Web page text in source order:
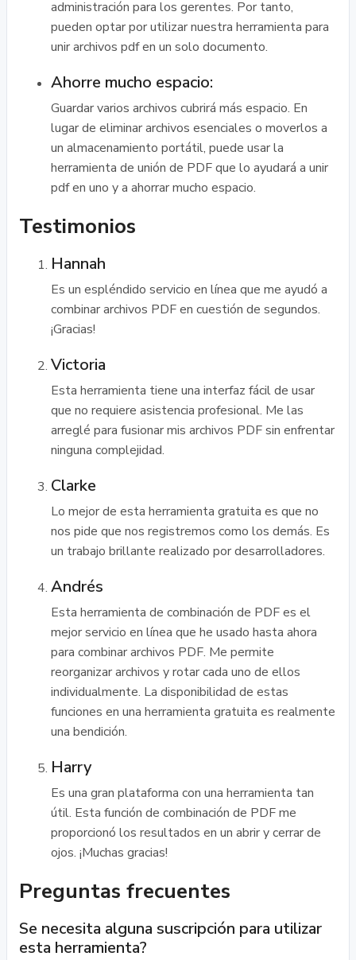
administración para los gerentes. Por tanto,
pueden optar por utilizar nuestra herramienta para
unir archivos pdf en un solo documento.
Ahorre mucho espacio:
Guardar varios archivos cubrirá más espacio. En
lugar de eliminar archivos esenciales o moverlos a
un almacenamiento portátil, puede usar la
herramienta de unión de PDF que lo ayudará a unir
pdf en uno y a ahorrar mucho espacio.
Testimonios
Hannah
Es un espléndido servicio en línea que me ayudó a
combinar archivos PDF en cuestión de segundos.
¡Gracias!
Victoria
Esta herramienta tiene una interfaz fácil de usar
que no requiere asistencia profesional. Me las
arreglé para fusionar mis archivos PDF sin enfrentar
ninguna complejidad.
Clarke
Lo mejor de esta herramienta gratuita es que no
nos pide que nos registremos como los demás. Es
un trabajo brillante realizado por desarrolladores.
Andrés
Esta herramienta de combinación de PDF es el
mejor servicio en línea que he usado hasta ahora
para combinar archivos PDF. Me permite
reorganizar archivos y rotar cada uno de ellos
individualmente. La disponibilidad de estas
funciones en una herramienta gratuita es realmente
una bendición.
Harry
Es una gran plataforma con una herramienta tan
útil. Esta función de combinación de PDF me
proporcionó los resultados en un abrir y cerrar de
ojos. ¡Muchas gracias!
Preguntas frecuentes
Se necesita alguna suscripción para utilizar
esta herramienta?